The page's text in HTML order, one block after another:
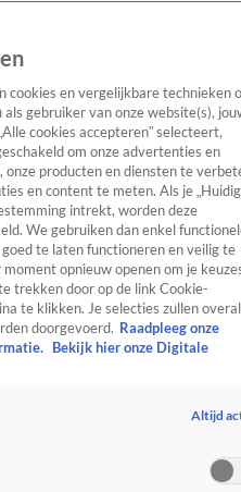
TV Algemeen
Tip
RealityCrimeVideo's
cookies en vergelijkbare technieken
gebruiker van onze website(s),
cookies accepteren” selecteert,
om onze advertenties en
producten en diensten te
en content te meten. Als je
intrekt, worden deze
We gebruiken dan enkel
te laten functioneren en veilig te
opnieuw openen om je
trekken door op de link Cookie-
te klikken. Je selecties zullen overal
doorgevoerd. Raadpleeg onze
Bekijk hier onze Digitale
Altijd